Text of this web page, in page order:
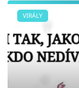
Showbyznys
Youtubeři
VIRÁLY